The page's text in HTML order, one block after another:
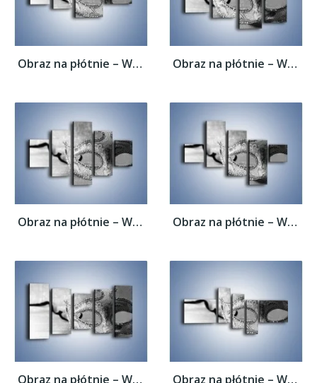
Obraz na płótnie – Wspomnienia bez koloru... Obraz na płótnie – Wspomnienia bez koloru...
Obraz na płótnie – Wspomnienia bez koloru... Obraz na płótnie – Wspomnienia bez koloru...
Obraz na płótnie – Wspomnienia bez koloru... Obraz na płótnie – Wspomnienia bez koloru...